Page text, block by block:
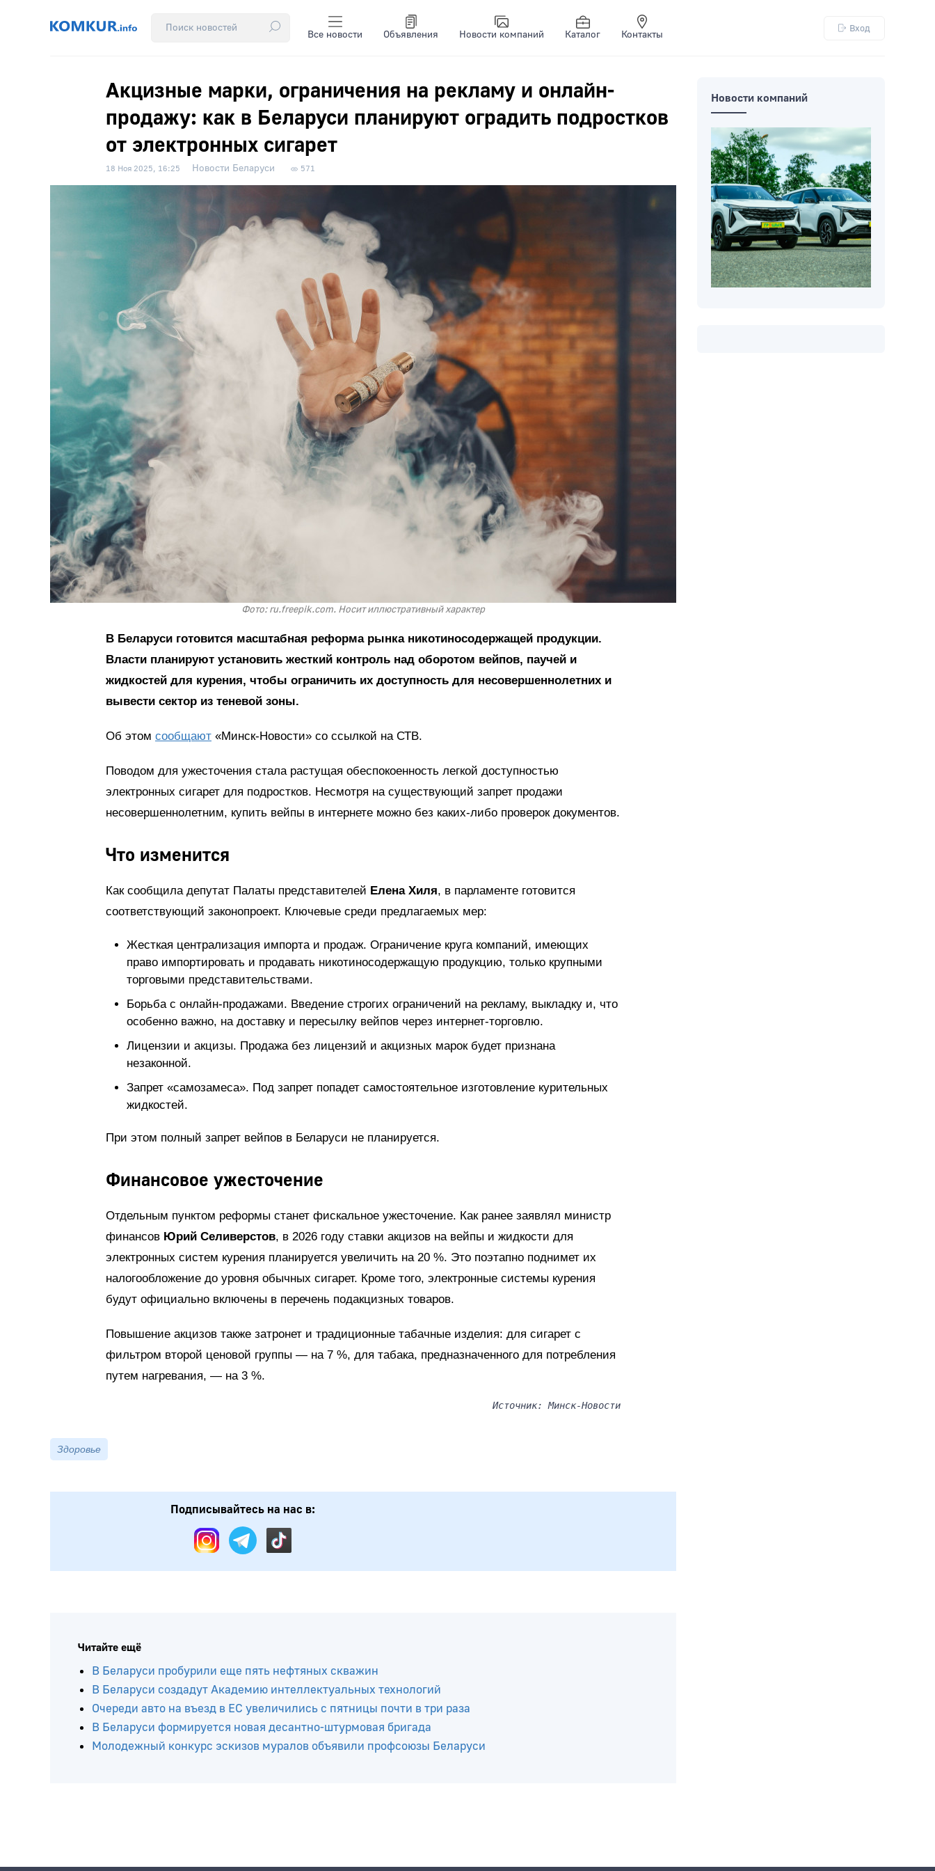
Все новости Объявления Новости компаний Каталог Контакты
Вход
Акцизные марки, ограничения на рекламу и онлайн-
продажу: как в Беларуси планируют оградить подростков
от электронных сигарет
18 Ноя 2025, 16:25 Новости Беларуси 571
Фото: ru.freepik.com. Носит иллюстративный характер
В Беларуси готовится масштабная реформа рынка никотиносодержащей продукции.
Власти планируют установить жесткий контроль над оборотом вейпов, паучей и
жидкостей для курения, чтобы ограничить их доступность для несовершеннолетних и
вывести сектор из теневой зоны.
Об этом сообщают «Минск-Новости» со ссылкой на СТВ.
Поводом для ужесточения стала растущая обеспокоенность легкой доступностью
электронных сигарет для подростков. Несмотря на существующий запрет продажи
несовершеннолетним, купить вейпы в интернете можно без каких-либо проверок документов.
Что изменится
Как сообщила депутат Палаты представителей Елена Хиля, в парламенте готовится
соответствующий законопроект. Ключевые среди предлагаемых мер:
Жесткая централизация импорта и продаж. Ограничение круга компаний, имеющих
право импортировать и продавать никотиносодержащую продукцию, только крупными
торговыми представительствами.
Борьба с онлайн-продажами. Введение строгих ограничений на рекламу, выкладку и, что
особенно важно, на доставку и пересылку вейпов через интернет-торговлю.
Лицензии и акцизы. Продажа без лицензий и акцизных марок будет признана
незаконной.
Запрет «самозамеса». Под запрет попадет самостоятельное изготовление курительных
жидкостей.
При этом полный запрет вейпов в Беларуси не планируется.
Финансовое ужесточение
Отдельным пунктом реформы станет фискальное ужесточение. Как ранее заявлял министр
финансов Юрий Селиверстов, в 2026 году ставки акцизов на вейпы и жидкости для
электронных систем курения планируется увеличить на 20 %. Это поэтапно поднимет их
налогообложение до уровня обычных сигарет. Кроме того, электронные системы курения
будут официально включены в перечень подакцизных товаров.
Повышение акцизов также затронет и традиционные табачные изделия: для сигарет с
фильтром второй ценовой группы — на 7 %, для табака, предназначенного для потребления
путем нагревания, — на 3 %.
Источник: Минск-Новости
Здоровье
Подписывайтесь на нас в:
Читайте ещё
В Беларуси пробурили еще пять нефтяных скважин
В Беларуси создадут Академию интеллектуальных технологий
Новости компаний